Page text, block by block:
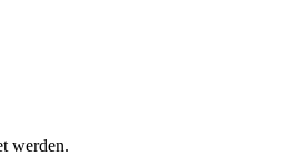
werden.